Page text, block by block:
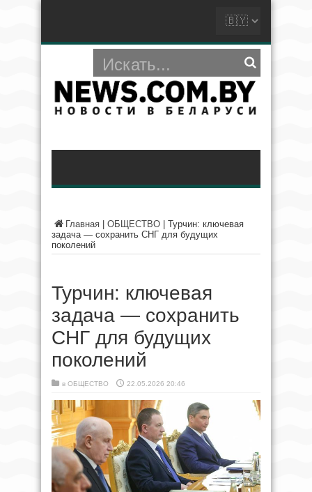
Главная ОБЩЕСТВО
Турчин: ключевая
задача — сохранить СНГ для будущих
поколений
Турчин: ключевая
задача — сохранить
СНГ для будущих
поколений
в ОБЩЕСТВО 22.05.2026 20:46